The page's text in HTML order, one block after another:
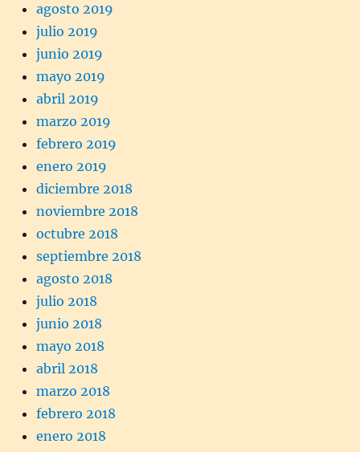
agosto 2019
julio 2019
junio 2019
mayo 2019
abril 2019
marzo 2019
febrero 2019
enero 2019
diciembre 2018
noviembre 2018
octubre 2018
septiembre 2018
agosto 2018
julio 2018
junio 2018
mayo 2018
abril 2018
marzo 2018
febrero 2018
enero 2018